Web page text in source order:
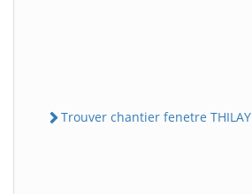
Trouver chantier fenetre THILAY